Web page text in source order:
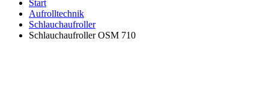
Start
Aufrolltechnik
Schlauchaufroller
Schlauchaufroller OSM 710